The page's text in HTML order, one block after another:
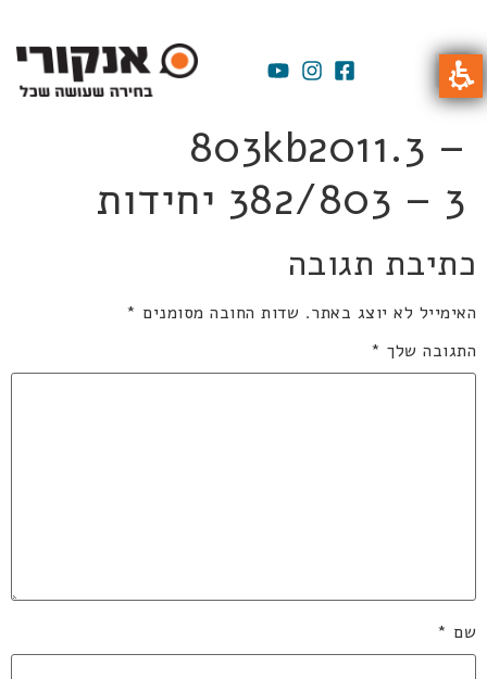
803kb2011.3 –
382/803 – 3 יחידות
כתיבת תגובה
האימייל לא יוצג באתר. שדות החובה מסומנים *
התגובה שלך *
שם *